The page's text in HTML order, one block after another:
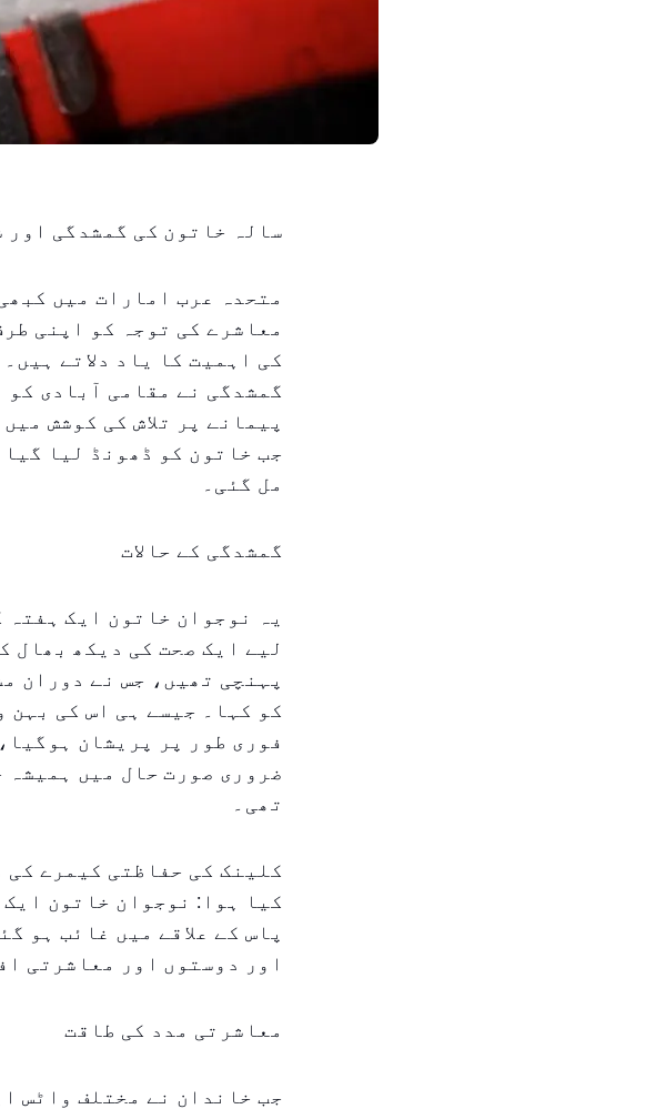
سالہ خاتون کی گمشدگی اور
متحدہ عرب امارات میں
معاشرے کی توجہ کو اپنی
گمشدگی نے مقامی آبادی کو
پیمانے پر تلاش کی کوشش
جب خاتون کو ڈھونڈ لیا
مل گئی۔
گمشدگی کے حالات
یہ نوجوان خاتون ایک ہفتہ
لیے ایک صحت کی دیکھ بھال
پہنچی تھیں، جس نے دوران
کو کہا۔ جیسے ہی اس کی
فوری طور پر پریشان
ضروری صورت حال میں
تھی۔
کلینک کی حفاظتی کیمرے کی
کیا ہوا: نوجوان خاتون
پاس کے علاقے میں غائب ہو
اور دوستوں اور معاشرتی
معاشرتی مدد کی طاقت
جب خاندان نے مختلف واٹس